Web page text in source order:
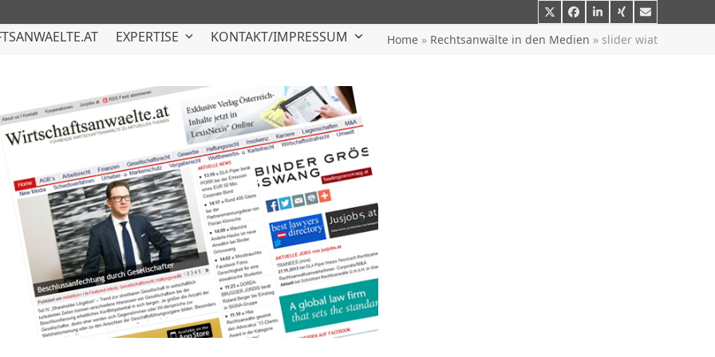
TwitterFacebook
LinkedIn
XingE-
Mail
EXPERTISE KONTAKT/IMPRESSUM Home » Rechtsanwälte in den Medien » slider wiat